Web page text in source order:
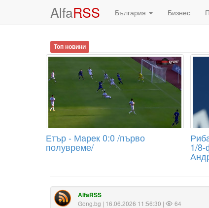
AlfaRSS България Бизнес
Топ новини
Етър - Марек 0:0 /първо
полувреме/ 1/8-
AlfaRSS
Gong.bg | 16.06.2026 11:56:30 | 64